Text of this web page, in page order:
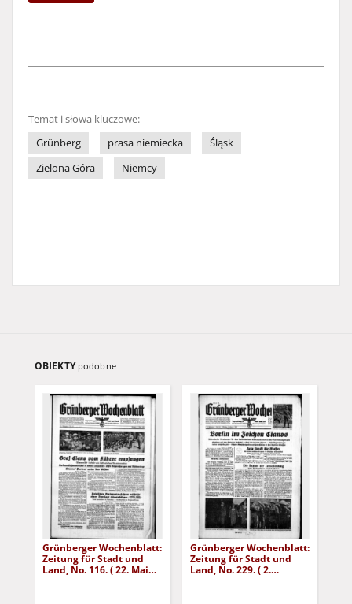
Temat i słowa kluczowe:
Grünberg
prasa niemiecka
Śląsk
Zielona Góra
Niemcy
OBIEKTY podobne
Grünberger Wochenblatt:
Zeitung für Stadt und
Land, No. 116. ( 22. Mai
Grünberger Wochenblatt:
Zeitung für Stadt und
Land, No. 229. ( 2.